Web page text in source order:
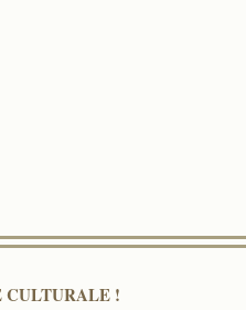
CULTURALE !